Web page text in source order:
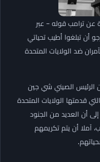
ترامب قوله – عبر
أن تبلغوا أطيب تحياتي
ضد الولايات المتحدة
الرئيس الصيني شي جين
قدمتها الولايات المتحدة
أن العديد من الجنود
آملا أن يتم تكريمهم